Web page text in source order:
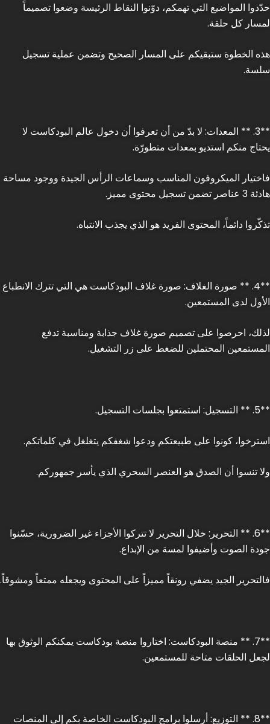
حدّدوا المواضيع التي تهمكم، دوّنوا النقاط الرئيسة وضعوا تصميماً
لمسار كل حلقة.
هذه الخطوة ستبقيكم على المسار الصحيح وتضمن عملية تسجيل
سلسة.
**3. ** المعدات: لا بدّ من أن تعرفوا أن دخول عالم البودكاست لا
يحتاج منكم استديو بمعدات متطورّة.
فاختيار الميكروفون المناسب وسماعات الرأس الجيدة ووجود مساحة
هادئة 3 عناصر تضمن تسجيل محتوى مميز.
تذكّروا دائماً، المحتوى الفريد هو الذي يجذب الانتباه.
**4. ** صورة الغلاف: صورة غلاف البودكاست هي التي تترك الانطباع
الأول لدى المستمعين.
لذلك، احرصوا على تصميم صورة غلاف جذابة ومناسبة تدفع
المستمعين المحتملين للضغط على زر التشغيل.
**5. ** التسجيل: استمتعوا بجلسات التسجيل.
استرخوا، كونوا على طبيعتكم ودعوا شغفكم يتغلغل في كلماتكم.
ولا تنسوا أن الصدق هو العنصر السحري الذي يأسر جمهوركم.
**6. ** التحرير: خلال التحرير لا تتركوا الأجزاء غير الضرورية، حسّنوا
جودة الصوت وأضيفوا لمسة من الإبداع.
فالتحرير الجيد يضفي رونقاً مميزاً على المحتوى ويجعله ممتعاً ومشوقاً.
**7. ** منصة البودكاست: اختاروا منصة بودكاست يمكنكم الوثوق بها
لجعل الحلقات متاحة للمستمعين.
**8. ** التوزيع: أرسلوا برامج البودكاست الخاصة بكم إلى المنصات